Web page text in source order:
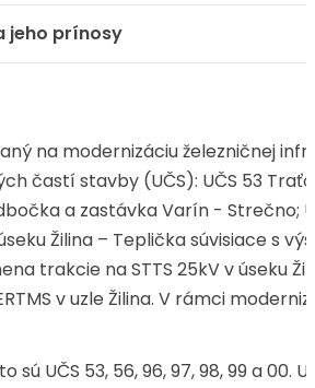
jeho prínosy
na modernizáciu železničnej
častí stavby (UČS): UČS 53
a zastávka Varín - Strečno;
Žilina – Teplička súvisiace s
trakcie na STTS 25kV v úseku
v uzle Žilina. V rámci
sú UČS 53, 56, 96, 97, 98, 99 a